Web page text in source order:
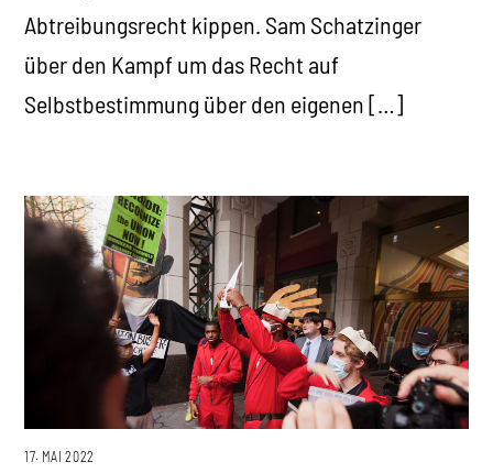
Abtreibungsrecht kippen. Sam Schatzinger
über den Kampf um das Recht auf
Selbstbestimmung über den eigenen […]
17. MAI 2022